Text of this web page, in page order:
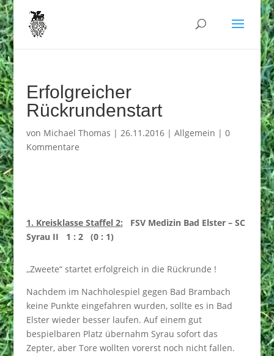
Erfolgreicher
Rückrundenstart
von Michael Thomas | 26.11.2016| Allgemein | 0
Kommentare
1. Kreisklasse Staffel 2: FSV Medizin Bad Elster – SC
Syrau II 1 : 2 (0 : 1)
,,Zweete“ startet erfolgreich in die Rückrunde !
Nachdem im Nachholespiel gegen Bad Brambach
keine Punkte eingefahren wurden, sollte es in Bad
Elster wieder besser laufen. Auf einem gut
bespielbaren Platz übernahm Syrau sofort das
Zepter, aber Tore wollten vorerst noch nicht fallen.